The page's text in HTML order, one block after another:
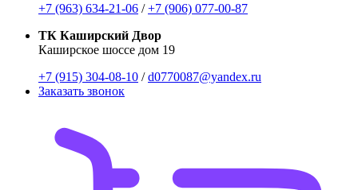
+7 (963) 634-21-06 /+7 (906) 077-00-87
ТК Каширский Двор
Каширское шоссе дом 19
+7 (915) 304-08-10 /d0770087@yandex.ru
Заказать звонок